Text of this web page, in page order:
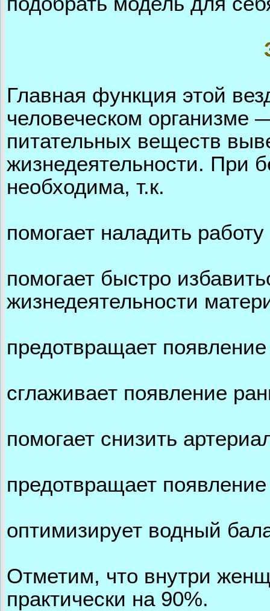
Главная функция этой
человеческом организме
питательных веществ
жизнедеятельности. При
необходима, т.к.
помогает наладить
помогает быстро
жизнедеятельности
предотвращает
сглаживает появление
помогает снизить
предотвращает появление
оптимизирует водный
Отметим, что внутри
практически на 90%.